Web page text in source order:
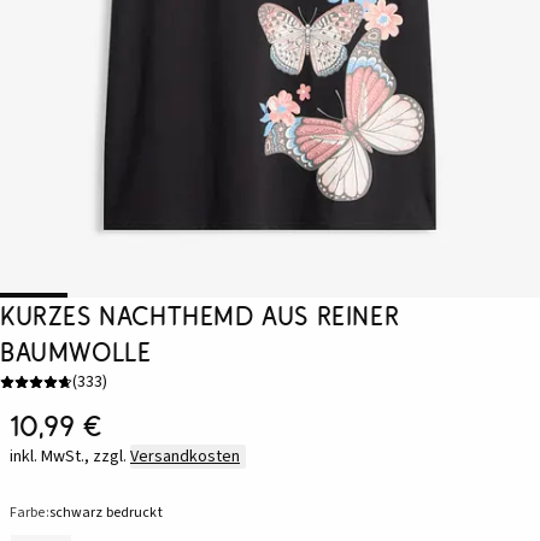
Kurzes Nachthemd aus reiner
Baumwolle
(333)
10,99 €
inkl. MwSt., zzgl. Versandkosten
Farbe:schwarz bedruckt